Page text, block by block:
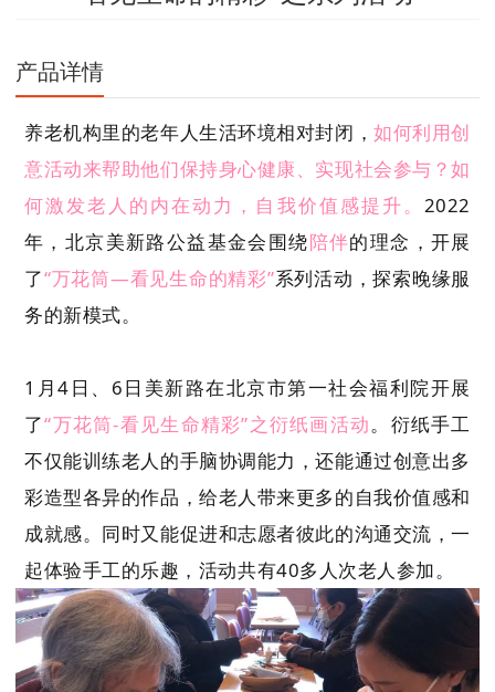
双击可放大
产品详情
养老机构里的老年人生活环境相对封闭，如何利用创
意活动来帮助他们保持身心健康、实现社会参与？如
何激发老人的内在动力，自我价值感提升。 2022
年，北京美新路公益基金会围绕陪伴的理念，开展
了“万花筒—看见生命的精彩”系列活动，探索晚缘服
务的新模式。
1月4日、6日美新路在北京市第一社会福利院开展
了“万花筒-看见生命精彩”之衍纸画活动。衍纸手工
不仅能训练老人的手脑协调能力，还能通过创意出多
彩造型各异的作品，给老人带来更多的自我价值感和
成就感。同时又能促进和志愿者彼此的沟通交流，一
起体验手工的乐趣，活动共有40多人次老人参加。